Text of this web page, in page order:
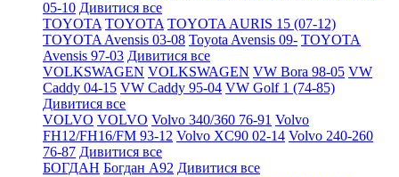
05-10 Дивитися все
TOYOTA TOYOTA TOYOTA AURIS 15 (07-12)
TOYOTA Avensis 03-08 Toyota Avensis 09- TOYOTA
Avensis 97-03 Дивитися все
VOLKSWAGEN VOLKSWAGEN VW Bora 98-05 VW
Caddy 04-15 VW Caddy 95-04 VW Golf 1 (74-85)
Дивитися все
VOLVO VOLVO Volvo 340/360 76-91 Volvo
FH12/FH16/FM 93-12 Volvo XC90 02-14 Volvo 240-260
76-87 Дивитися все
БОГДАН Богдан А92 Дивитися все